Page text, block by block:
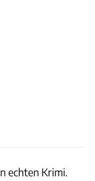
echten Krimi.